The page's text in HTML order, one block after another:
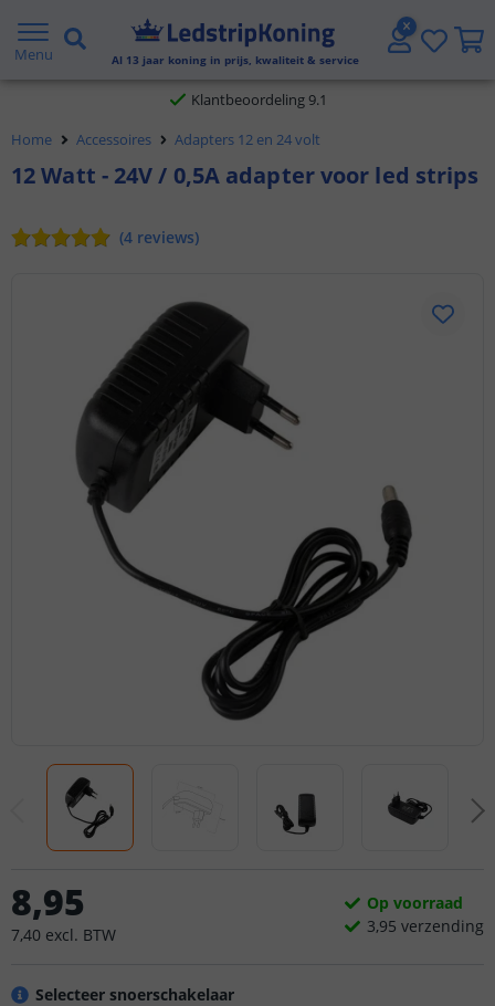
Menu Al 13 jaar koning in prijs, kwaliteit & service
Gratis verzending vanaf € 20,- NL en BE
Klantbeoordeling 9.1
Voor 23:45 uur besteld,morgen in huis
Home Accessoires Adapters 12 en 24 volt
12 Watt - 24V / 0,5A adapter voor led strips
(4 reviews)
Selecteer snoerschakelaar
8,95
7,40 excl. BTW
Op voorraad
3,95 verzending